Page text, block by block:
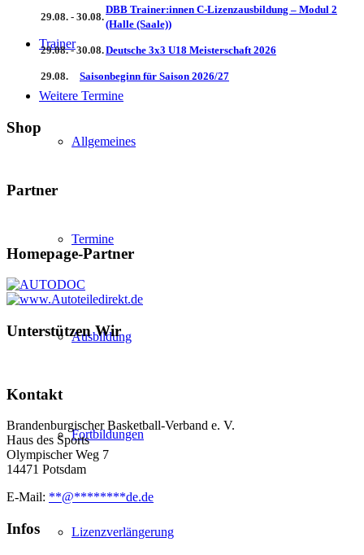
Trainer
Allgemeines
Termine
Ausbildung
Fortbildungen
Lizenzverlängerung
29.08. - 30.08.
DBB Trainer:innen C-Lizenzausbildung – Modul 2
(Halle (Saale))
29.08. - 30.08.Deutsche 3x3 U18 Meisterschaft 2026
29.08. Saisonbeginn für Saison 2026/27
Weitere Termine
Shop
Partner
Homepage-Partner
Unterstützen Wir
Kontakt
Brandenburgischer Basketball-Verband e. V.
Haus des Sports
Olympischer Weg 7
14471 Potsdam
E-Mail: **@********de.de
Infos